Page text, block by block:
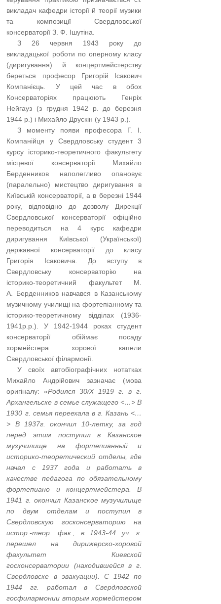
викладач кафедри історії й теорії музики
та композиції Свердловської
консерваторії З. Ф. Ішутіна.
…..З 26 червня 1943 року до
викладацької роботи по оперному класу
(диригування) й концертмейстерству
береться професор Григорій Ісакович
Компанієць. У цей час в обох
Консерваторіях працюють Генріх
Нейгауз (з грудня 1942 р. до березня
1944 р.) і Михайло Друскін (у 1943 р.).
…..З моменту появи професора Г. І.
Компанійця у Свердловську студент 3
курсу історико-теоретичного факультету
місцевої консерваторії Михайло
Берденников наполегливо опановує
(паралельно) мистецтво диригування в
Київській консерваторії, а в березні 1944
року, відповідно до дозволу Дирекції
Свердловської консерваторії офіційно
переводиться на 4 курс кафедри
диригування Київської (Української)
державної консерваторії до класу
Григорія Ісаковича. До вступу в
Свердловську консерваторію на
історико-теоретичний факультет М.
А. Берденников навчався в Казанському
музичному училищі на фортепіанному та
історико-теоретичному відділах (1936-
1941р.р.). У 1942-1944 роках студент
консерваторії обіймає посаду
хормейстера хорової капели
Свердловської філармонії.
…..У своїх автобіографічних нотатках
Михайло Андрійович зазначає (мова
оригіналу: «Родился 30/Х 1919 г. в г.
Архангельске в семье служащего <…> В
1930 г. семья переехала в г. Казань <…
> В 1937г. окончил 10-летку, за год
перед этим поступил в Казанское
музучилище на фортепианный и
историко-теоретический отделы, где
начал с 1937 года и работать в
качестве педагога по обязательному
фортепиано и концертмейстера. В
1941 г. окончил Казанское музучилище
по двум отделам и поступил в
Свердловскую госконсерваторию на
истор.-теор. фак., в 1943-44 уч. г.
перешел на дирижерско-хоровой
факультет Киевской
госконсерватории (находившейся в г.
Свердловске в эвакуации). С 1942 по
1944 гг. работал в Свердловской
госфилармонии вторым хормейстером